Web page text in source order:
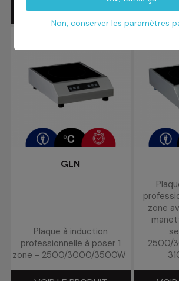
VOIR LE PRODUIT
GLN
Plaque à induction
professionnelle à poser 1
zone - 2500/3000/3500W
zone
2500/
Non, conserver les paramètres